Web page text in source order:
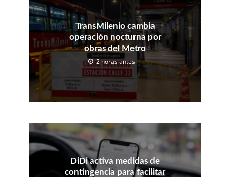
TransMilenio cambia
operación nocturna por
obras del Metro
2 horas antes
DiDi activa medidas de
contingencia para facilitar